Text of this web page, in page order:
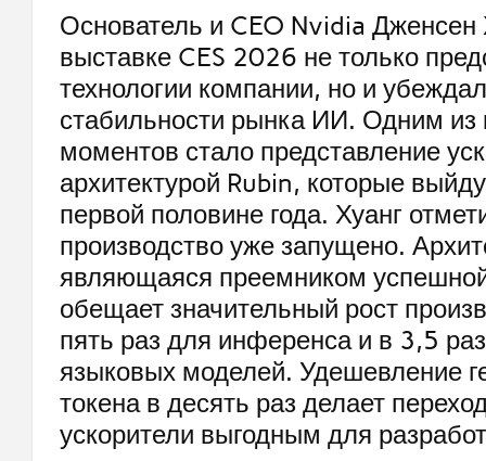
Основатель и CEO Nvidia Дженсен
выставке CES 2026 не только
технологии компании, но и
стабильности рынка ИИ. Одним из
моментов стало представление
архитектурой Rubin, которые
первой половине года. Хуанг
производство уже запущено.
являющаяся преемником
обещает значительный рост
пять раз для инференса и в 3,5
языковых моделей. Удешевление
токена в десять раз делает
ускорители выгодным для